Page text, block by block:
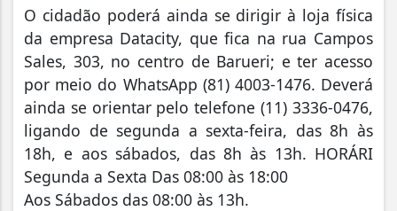
O cidadão poderá ainda se dirigir à loja física
da empresa Datacity, que fica na rua Campos
Sales, 303, no centro de Barueri; e ter acesso
por meio do WhatsApp (81) 4003-1476. Deverá
ainda se orientar pelo telefone (11) 3336-0476,
ligando de segunda a sexta-feira, das 8h às
18h, e aos sábados, das 8h às 13h. HORÁRI
Segunda a Sexta Das 08:00 às 18:00
Aos Sábados das 08:00 às 13h.